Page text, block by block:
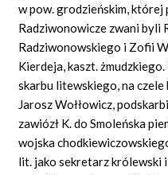
DYSKUSJA
w pow. grodzieńskim,
Radziwonowicze zwani byli
Radziwonowskiego i Zofii
Kierdeja, kaszt.
skarbu litewskiego, na
Jarosz Wołłowicz,
zawiózł K. do Smoleńska
wojska
lit. jako sekretarz królewski